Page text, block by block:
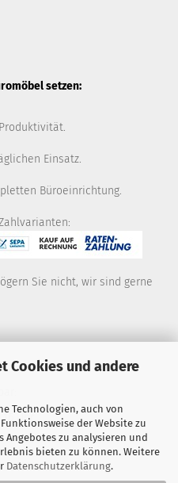
Cookies und andere
Technologien, auch von
der Website zu
Angebotes zu analysieren und
bieten zu können. Weitere
Datenschutzerklärung.
setzen:
Einsatz.
Büroeinrichtung.
Sie nicht, wir sind gerne
Uhr